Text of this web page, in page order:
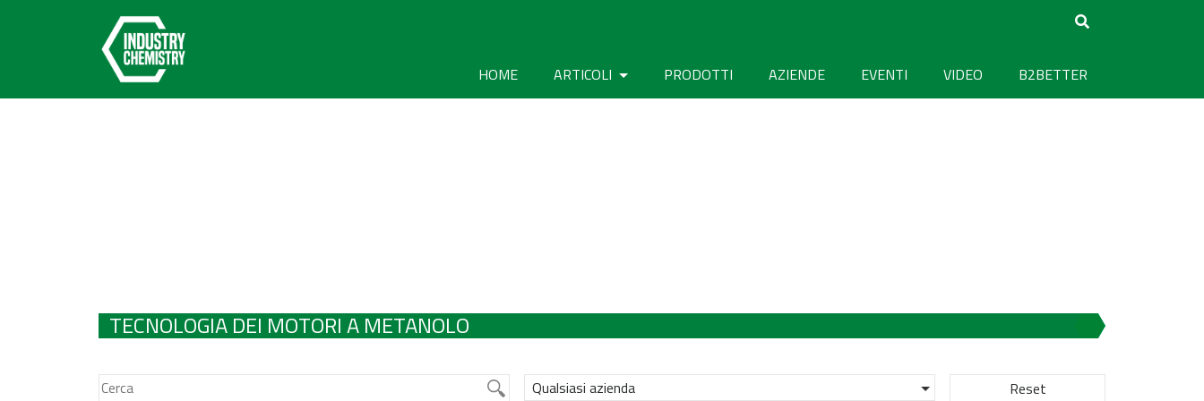
HOME ARTICOLI PRODOTTI AZIENDE EVENTI VIDEO B2BETTER
TECNOLOGIA DEI MOTORI A METANOLO
Qualsiasi azienda Reset